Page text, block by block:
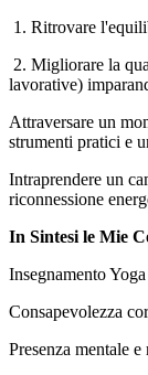
1. Ritrovare
2. Migliorare la
lavorative)
Attraversare un
strumenti pratici e
Intraprendere un
riconnessione
In Sintesi le Mie
Insegnamento Yoga
Consapevolezza
Presenza mentale